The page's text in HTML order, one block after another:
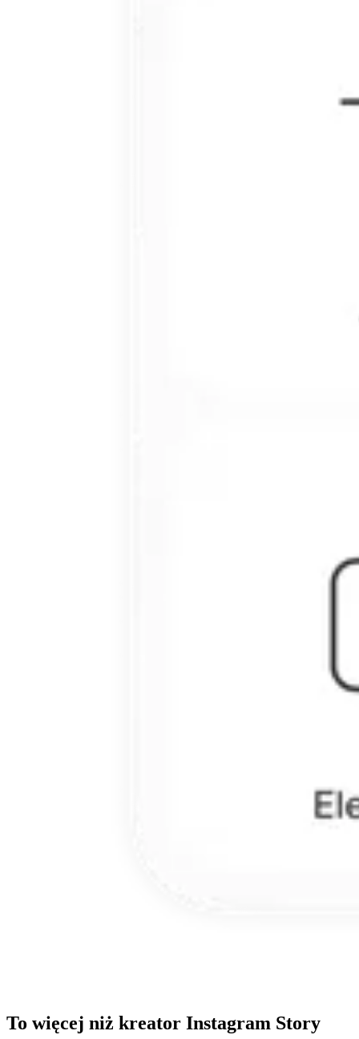
To więcej niż kreator Instagram Story